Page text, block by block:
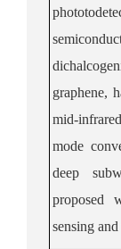
graphene,
mid-
mode
deep
proposed
sensing